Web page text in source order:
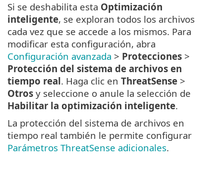
Si se deshabilita esta Optimización
inteligente, se exploran todos los archivos
cada vez que se accede a los mismos. Para
modificar esta configuración, abra
Configuración avanzada > Protecciones >
Protección del sistema de archivos en
tiempo real. Haga clic en ThreatSense >
Otros y seleccione o anule la selección de
Habilitar la optimización inteligente.
La protección del sistema de archivos en
tiempo real también le permite configurar
Parámetros ThreatSense adicionales.